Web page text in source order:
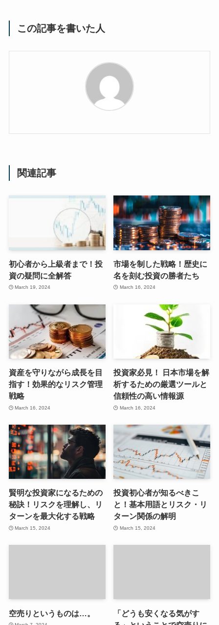
この記事を書いた人
関連記事
初心者から上級者まで！投
資の疑問に全解答
March 19, 2024
市場を制した戦略！歴史に
名を刻む投資の勝者たち
March 16, 2024
資産を守りながら成長を目
指す！効果的なリスク管理
戦略
March 16, 2024
投資家必見！ 日本市場を解
析するための厳選ツールと
信頼性の高い情報源
March 16, 2024
賢明な投資家になるための
秘訣！リスクを理解し、リ
ターンを最大化する戦略
March 15, 2024
投資初心者が知るべきこ
と！基本用語とリスク・リ
ターン関係の解明
March 15, 2024
空売りというものは…。
「どうも安くなる気がす